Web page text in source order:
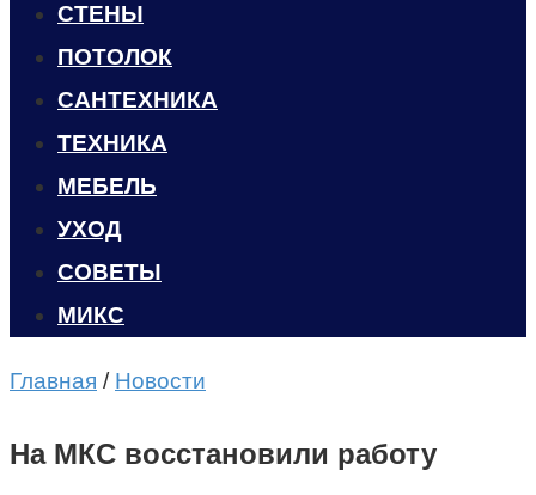
СТЕНЫ
ПОТОЛОК
САНТЕХНИКА
ТЕХНИКА
МЕБЕЛЬ
УХОД
CОВЕТЫ
МИКС
Главная / Новости
На МКС восстановили работу